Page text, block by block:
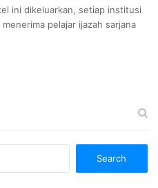
ini dikeluarkan, setiap institusi
pelajar ijazah sarjana